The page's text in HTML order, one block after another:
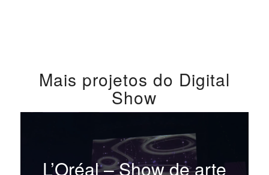
Mais projetos do Digital
Show
L’Oréal – Show de arte